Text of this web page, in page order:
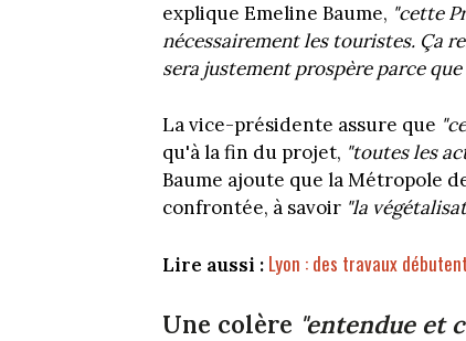
explique Emeline Baume, "cette
nécessairement les touristes. Ça
sera justement prospère parce
La vice-présidente assure que
qu'à la fin du projet, "toutes les
Baume ajoute que la Métropole
confrontée, à savoir "la
Lire aussi : Lyon : des travaux
Une colère "entendue et